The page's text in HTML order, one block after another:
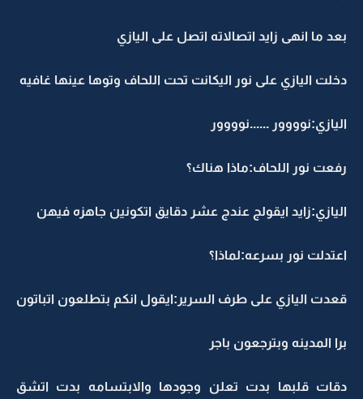
بعد ما انهى زايد اتصالاته اتصل على اليازي
دخلت اليازي على نور اليكانت تحت اللحاف وتوها عينها غافيه
اليازي:نوووور ......نوووور
رفعت نور اللحاف:ماذا هناك؟
اليازي:زايد ايقولج عندج عشر دقايق اتكونين جاهزه فيهن
اعتدلت نور بسرعه:لماذا؟
قعدت اليازي على طرف السرير:ايقول انكم بتطلعون اتباتون
برا المدينه وبترجعون باجر
دقات قلبها بدت تعلن وجودها والابتسامه بدت اتشق